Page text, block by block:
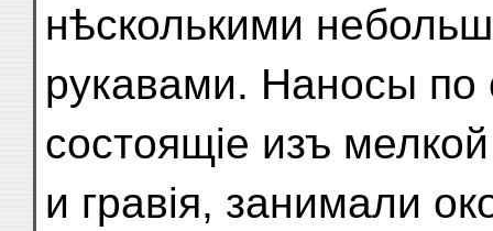
нѣсколькими
рукавами. Наносы
состоящіе изъ мелкой
и гравія, занимали